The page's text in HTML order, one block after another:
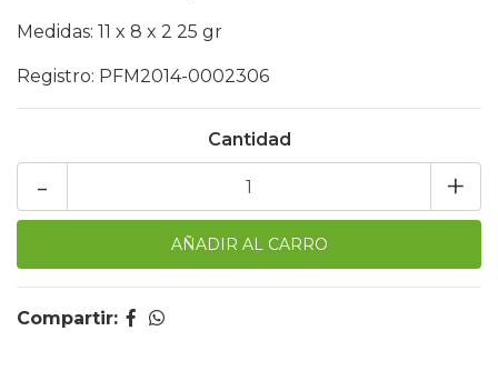
Medidas: 11 x 8 x 2 25 gr
Registro: PFM2014-0002306
Cantidad
+
-
Compartir: